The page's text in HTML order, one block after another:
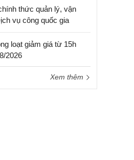
thức quản lý, vận
vụ công quốc gia
loạt giảm giá từ 15h
2026
Xem thêm